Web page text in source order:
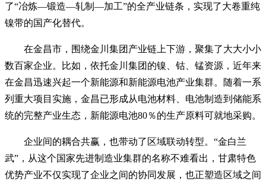
了“冶炼—锻造—轧制—加工”的全产业链条，实现了大卷重纯
镍带的国产化替代。
在金昌市，围绕金川集团产业链上下游，聚集了大大小小
数百家企业。比如，依托金川集团的镍、钴、锰资源，近年来
在金昌迅速兴起一个新能源和新能源电池产业集群。随着一系
列重大项目实施，金昌已形成从电池材料、电池制造到储能系
统的完整产业生态，新能源电池80％的生产原料可就地采购。
企业间的耦合共赢，也带动了区域联动转型。“金白兰
武”，从这个国家先进制造业集群的名称不难看出，甘肃特色
优势产业不仅实现了企业之间的协同发展，也正塑造区域之间